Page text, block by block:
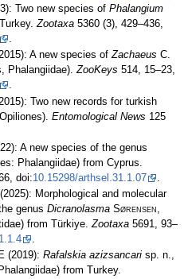
Two new species of Phalangium
Zootaxa 5360 (3), 429–436,
.
A new species ofZachaeus C.
Phalangiidae).ZooKeys 514, 15–23,
.
Two new records for turkish
Entomological News 125
A new species of the genus
Phalangiidae) from Cyprus.
doi:10.15298/arthsel.31.1.07
(2025): Morphological and molecular
genus Dicranolasma Sørensen,
from Türkiye.Zootaxa 5691, 93–
.
(2019): Rafalskia azizsancari sp. n.,
from Turkey.